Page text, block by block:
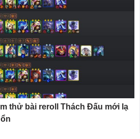
thử bài reroll Thách Đấu mới lạ